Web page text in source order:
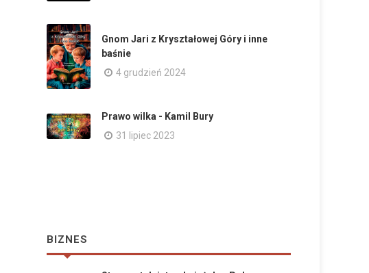
Gnom Jari z Kryształowej Góry i inne
baśnie
4 grudzień 2024
Prawo wilka - Kamil Bury
31 lipiec 2023
BIZNES